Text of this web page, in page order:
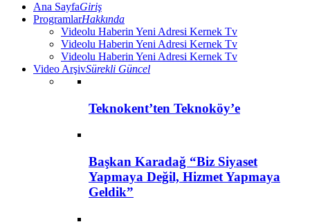
Ana SayfaGiriş
ProgramlarHakkında
Videolu Haberin Yeni Adresi Kernek Tv
Videolu Haberin Yeni Adresi Kernek Tv
Videolu Haberin Yeni Adresi Kernek Tv
Video ArşivSürekli Güncel
Teknokent’ten Teknoköy’e
Başkan Karadağ “Biz Siyaset
Yapmaya Değil, Hizmet Yapmaya
Geldik”